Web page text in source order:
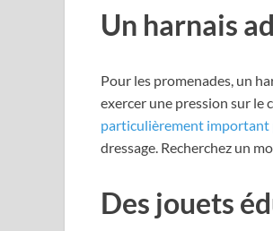
Un harnais
Pour les promenades, un
exercer une pression sur le
particulièrement important
dressage. Recherchez un
Des jouets